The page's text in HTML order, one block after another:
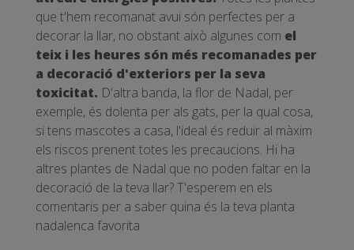
que t'hem recomanat avui són perfectes per a
decorar la llar, no obstant això algunes com el
teix i les heures són més recomanades per
a decoració d'exteriors per la seva
toxicitat. D'altra banda, la flor de Nadal, per
exemple, és dolenta per als gats, per la qual cosa,
si tens mascotes a casa, l'ideal és reduir al màxim
els riscos prenent totes les precaucions. Hi ha
altres plantes de Nadal que no poden faltar en la
decoració de la teva llar? T'esperem en els
comentaris per a saber quina és la teva planta
nadalenca favorita